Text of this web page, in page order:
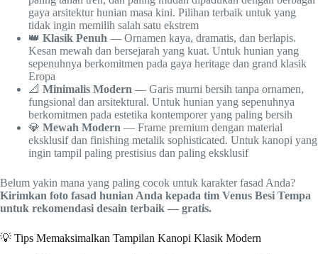
gaya arsitektur hunian masa kini. Pilihan terbaik untuk yang
tidak ingin memilih salah satu ekstrem
👑 Klasik Penuh — Ornamen kaya, dramatis, dan berlapis.
Kesan mewah dan bersejarah yang kuat. Untuk hunian yang
sepenuhnya berkomitmen pada gaya heritage dan grand klasik
Eropa
📐 Minimalis Modern — Garis murni bersih tanpa ornamen,
fungsional dan arsitektural. Untuk hunian yang sepenuhnya
berkomitmen pada estetika kontemporer yang paling bersih
💎 Mewah Modern — Frame premium dengan material
eksklusif dan finishing metalik sophisticated. Untuk kanopi yang
ingin tampil paling prestisius dan paling eksklusif
Belum yakin mana yang paling cocok untuk karakter fasad Anda?
Kirimkan foto fasad hunian Anda kepada tim Venus Besi Tempa
untuk rekomendasi desain terbaik — gratis.
💡 Tips Memaksimalkan Tampilan Kanopi Klasik Modern